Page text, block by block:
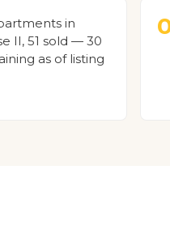
in
II, 51 sold — 30
as of listing